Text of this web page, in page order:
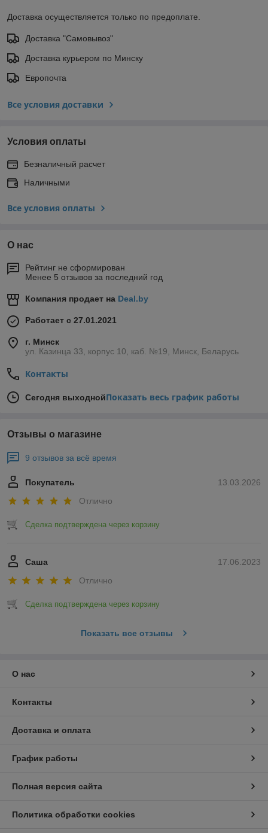
Доставка осуществляется только по предоплате.
Доставка "Самовывоз"
Доставка курьером по Минску
Европочта
Все условия доставки
Условия оплаты
Безналичный расчет
Наличными
Все условия оплаты
О нас
Рейтинг не сформирован
Менее 5 отзывов за последний год
Компания продает на Deal.by
Работает с 27.01.2021
г. Минск
ул. Казинца 33, корпус 10, каб. №19, Минск, Беларусь
Контакты
Сегодня выходнойПоказать весь график работы
Отзывы о магазине
9 отзывов за всё время
13.03.2026
Покупатель
Отлично
Сделка подтверждена через корзину
17.06.2023
Саша
Отлично
Сделка подтверждена через корзину
Показать все отзывы
О нас
Контакты
Доставка и оплата
График работы
Полная версия сайта
Политика обработки cookies